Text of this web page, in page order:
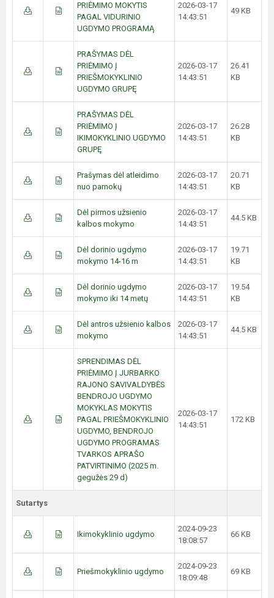
PRIĖMIMO MOKYTIS
PAGAL VIDURINIO
UGDYMO PROGRAMĄ
2026-03-17
14:43:51
49 KB
PRAŠYMAS DĖL
PRIĖMIMO Į
PRIEŠMOKYKLINIO
UGDYMO GRUPĘ
2026-03-17
14:43:51
26.41
KB
PRAŠYMAS DĖL
PRIĖMIMO Į
IKIMOKYKLINIO UGDYMO
GRUPĘ
2026-03-17
14:43:51
26.28
KB
Prašymas dėl atleidimo
nuo pamokų
2026-03-17
14:43:51
20.71
KB
Dėl pirmos užsienio
kalbos mokymo
2026-03-17
14:43:51
44.5 KB
Dėl dorinio ugdymo
mokymo 14-16 m
2026-03-17
14:43:51
19.71
KB
Dėl dorinio ugdymo
mokymo iki 14 metų
2026-03-17
14:43:51
19.54
KB
Dėl antros užsienio kalbos
mokymo
2026-03-17
14:43:51
44.5 KB
SPRENDIMAS DĖL
PRIĖMIMO Į JURBARKO
RAJONO SAVIVALDYBĖS
BENDROJO UGDYMO
MOKYKLAS MOKYTIS
PAGAL PRIEŠMOKYKLINIO
UGDYMO, BENDROJO
UGDYMO PROGRAMAS
TVARKOS APRAŠO
PATVIRTINIMO (2025 m.
gegužės 29 d)
2026-03-17
14:43:51
172 KB
Sutartys
Ikimokyklinio ugdymo
2024-09-23
18:08:57
66 KB
Priešmokyklinio ugdymo
2024-09-23
18:09:48
69 KB